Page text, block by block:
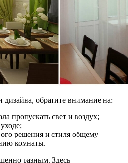
обратите внимание на:
пропускать свет и воздух;
решения и стиля общему
комнаты.
разным. Здесь